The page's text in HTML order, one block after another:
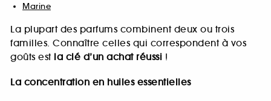
Marine
La plupart des parfums combinent deux ou trois
familles. Connaître celles qui correspondent à vos
goûts est la clé d’un achat réussi !
La concentration en huiles essentielles